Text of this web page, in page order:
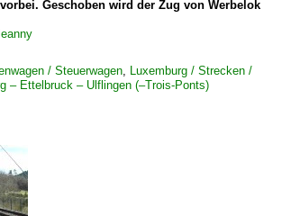
Geschoben wird der Zug von Werbelok
/ Steuerwagen, Luxemburg / Strecken /
– Ettelbruck – Ulflingen (–Trois-Ponts)